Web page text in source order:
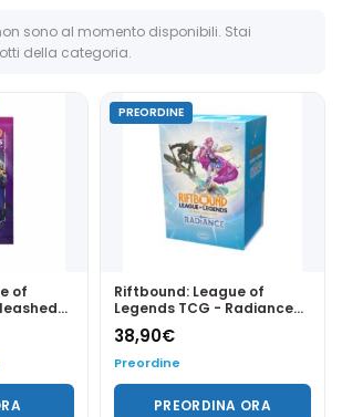
sono al momento disponibili. Stai
della categoria.
of
PREORDINE
Riftbound: League of
Legends TCG - Radiance
Vault - ENG
38,90€
Preordine
PREORDINA ORA